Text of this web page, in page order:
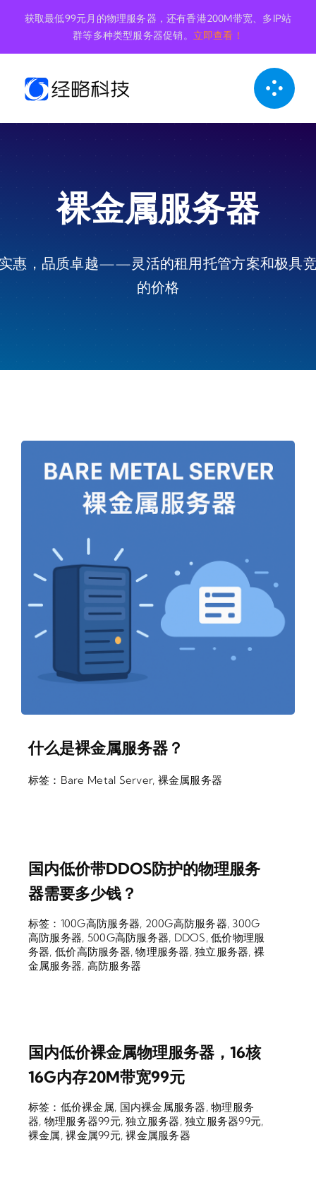
内
获取最低99元月的物理服务器，还有香港200M带宽、多IP站
群等多种类型服务器促销。 立即查看！
裸金属服务器
惠，品质卓越——灵活的租用托管方案和极具
的价格
什么是裸金属服务器？
标签： Bare Metal Server, 裸金属服务器
国内低价带DDOS防护的物理服务
器需要多少钱？
标签： 100G高防服务器, 200G高防服务器, 300G
高防服务器, 500G高防服务器, DDOS,低价物理服
务器, 低价高防服务器,物理服务器,独立服务器, 裸
金属服务器, 高防服务器
国内低价裸金属物理服务器，16核
16G内存20M带宽99元
标签： 低价裸金属, 国内裸金属服务器,物理服务
器, 物理服务器99元,独立服务器,独立服务器99元,
裸金属,裸金属99元,裸金属服务器